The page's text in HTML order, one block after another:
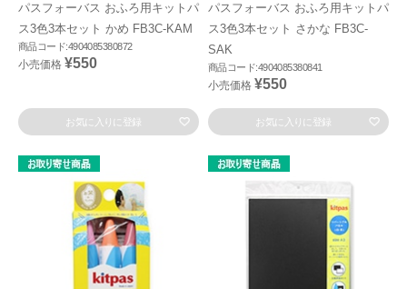
パスフォーバス おふろ用キットパ
ス3色3本セット かめ FB3C-KAM
商品コード:4904085380872
小売価格 ¥550
お気に入りに登録
パスフォーバス おふろ用キットパ
ス3色3本セット さかな FB3C-
SAK
商品コード:4904085380841
小売価格 ¥550
お気に入りに登録